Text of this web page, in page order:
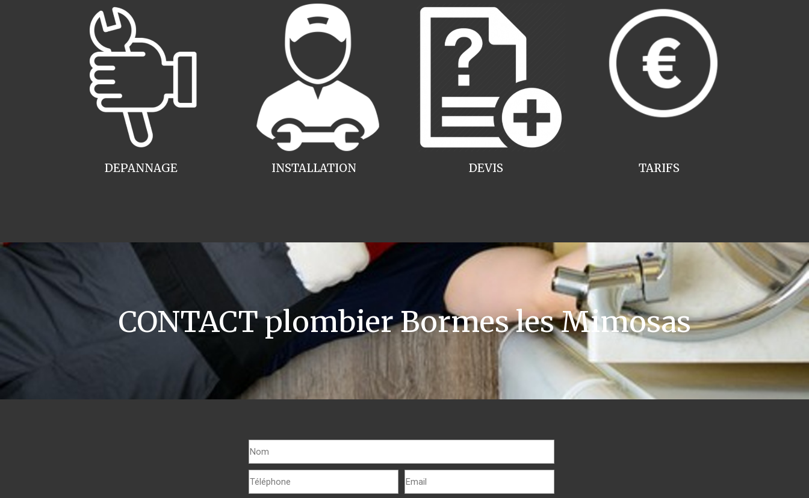
INSTALLATION
DEPANNAGE TARIFS
DEVIS
CONTACT plombier Bormes les Mimosas